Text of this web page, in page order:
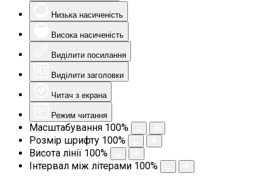
Низька насиченість
Висока насиченість
Виділити посилання
Виділити заголовки
Читач з екрана
Режим читання
Масштабування 100%
Розмір шрифту 100%
Висота лінії 100%
Інтервал між літерами 100%